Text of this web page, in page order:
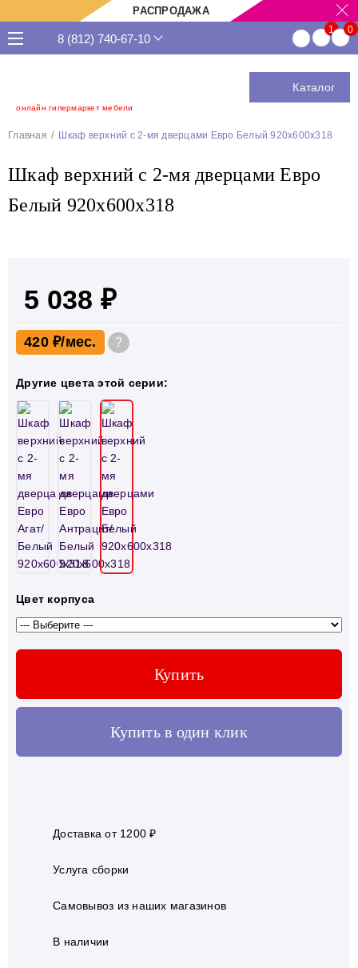
РАСПРОДАЖА
онлайн гипермаркет мебели
8 (812) 740-67-10
Каталог
Главная Шкаф верхний с 2-мя дверцами Евро Белый 920х600х318
Шкаф верхний с 2-мя дверцами Евро
Белый 920х600х318
5 038 ₽
420 ₽ ?
Другие цвета этой серии:
Цвет корпуса
Купить
Купить в один клик
Доставка от 1200 ₽
Услуга сборки
Самовывоз из наших магазинов
В наличии